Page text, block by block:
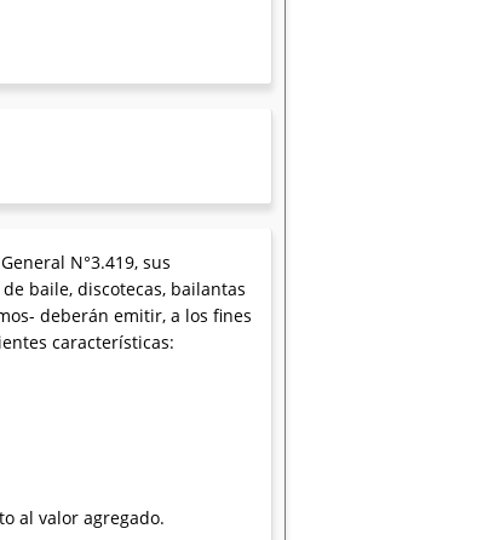
N°3.419, sus
baile, discotecas, bailantas
deberán emitir, a los fines
características:
al valor agregado.